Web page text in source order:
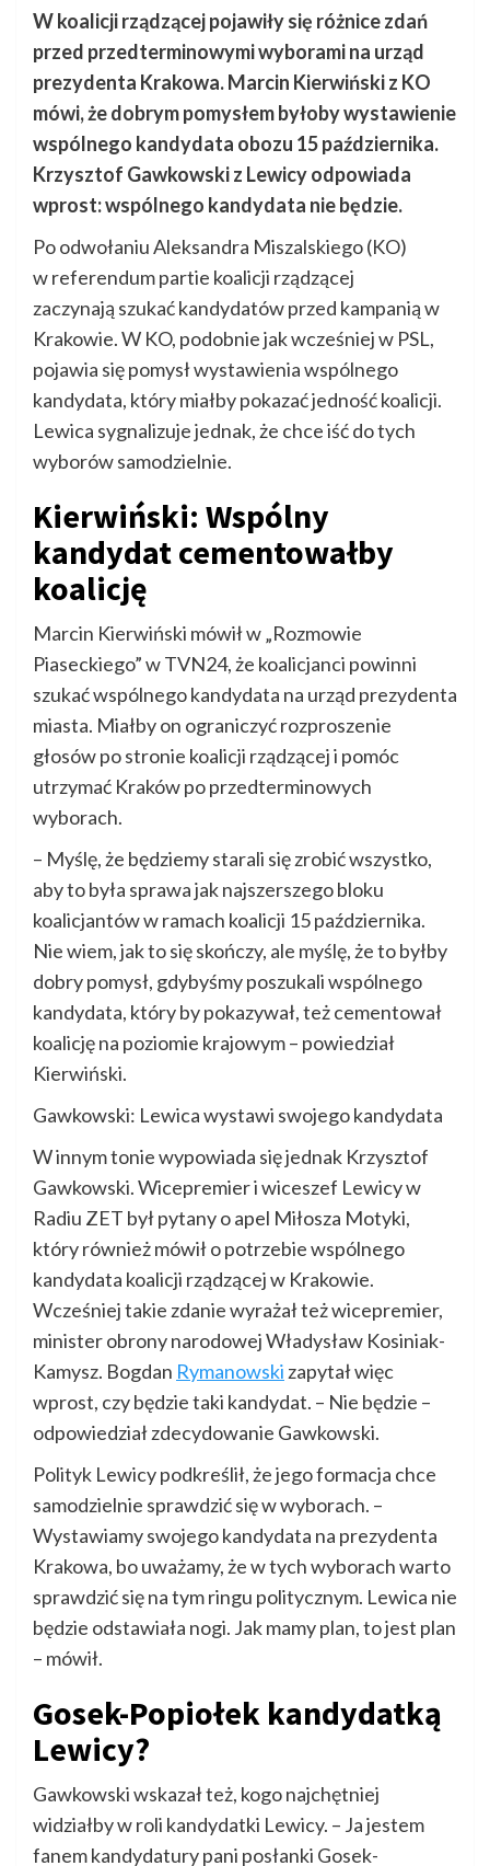
W koalicji rządzącej pojawiły się różnice zdań
przed przedterminowymi wyborami na urząd
prezydenta Krakowa. Marcin Kierwiński z KO
mówi, że dobrym pomysłem byłoby wystawienie
wspólnego kandydata obozu 15 października.
Krzysztof Gawkowski z Lewicy odpowiada
wprost: wspólnego kandydata nie będzie.
Po odwołaniu Aleksandra Miszalskiego (KO)
w referendum partie koalicji rządzącej
zaczynają szukać kandydatów przed kampanią w
Krakowie. W KO, podobnie jak wcześniej w PSL,
pojawia się pomysł wystawienia wspólnego
kandydata, który miałby pokazać jedność koalicji.
Lewica sygnalizuje jednak, że chce iść do tych
wyborów samodzielnie.
Kierwiński: Wspólny
kandydat cementowałby
koalicję
Marcin Kierwiński mówił w „Rozmowie
Piaseckiego” w TVN24, że koalicjanci powinni
szukać wspólnego kandydata na urząd prezydenta
miasta. Miałby on ograniczyć rozproszenie
głosów po stronie koalicji rządzącej i pomóc
utrzymać Kraków po przedterminowych
wyborach.
– Myślę, że będziemy starali się zrobić wszystko,
aby to była sprawa jak najszerszego bloku
koalicjantów w ramach koalicji 15 października.
Nie wiem, jak to się skończy, ale myślę, że to byłby
dobry pomysł, gdybyśmy poszukali wspólnego
kandydata, który by pokazywał, też cementował
koalicję na poziomie krajowym – powiedział
Kierwiński.
Gawkowski: Lewica wystawi swojego kandydata
W innym tonie wypowiada się jednak Krzysztof
Gawkowski. Wicepremier i wiceszef Lewicy w
Radiu ZET był pytany o apel Miłosza Motyki,
który również mówił o potrzebie wspólnego
kandydata koalicji rządzącej w Krakowie.
Wcześniej takie zdanie wyrażał też wicepremier,
minister obrony narodowej Władysław Kosiniak-
Kamysz. Bogdan Rymanowski zapytał więc
wprost, czy będzie taki kandydat. – Nie będzie –
odpowiedział zdecydowanie Gawkowski.
Polityk Lewicy podkreślił, że jego formacja chce
samodzielnie sprawdzić się w wyborach. –
Wystawiamy swojego kandydata na prezydenta
Krakowa, bo uważamy, że w tych wyborach warto
sprawdzić się na tym ringu politycznym. Lewica nie
będzie odstawiała nogi. Jak mamy plan, to jest plan
– mówił.
Gosek-Popiołek kandydatką
Lewicy?
Gawkowski wskazał też, kogo najchętniej
widziałby w roli kandydatki Lewicy. – Ja jestem
fanem kandydatury pani posłanki Gosek-